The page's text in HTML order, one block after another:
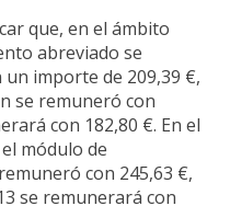
que, en el ámbito
abreviado se
importe de 209,39 €,
se remuneró con
con 182,80 €. En el
módulo de
con 245,63 €,
se remunerará con